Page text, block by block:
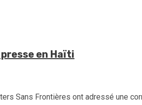
en Haïti
Sans Frontières ont adressé une